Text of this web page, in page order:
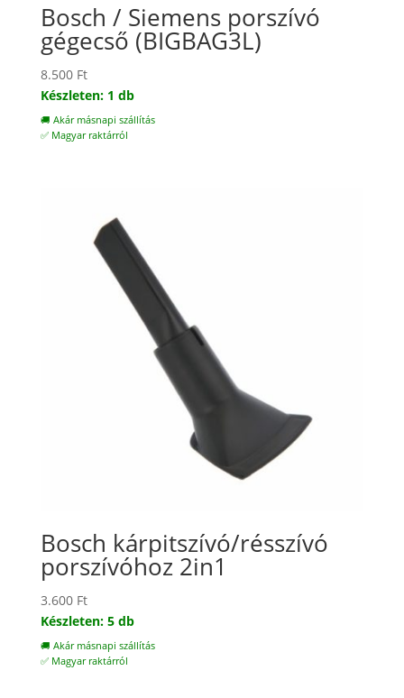
Bosch / Siemens porszívó
gégecső (BIGBAG3L)
8.500 Ft
Készleten: 1 db
🚚 Akár másnapi szállítás
✅ Magyar raktárról
Bosch kárpitszívó/résszívó
porszívóhoz 2in1
3.600 Ft
Készleten: 5 db
🚚 Akár másnapi szállítás
✅ Magyar raktárról